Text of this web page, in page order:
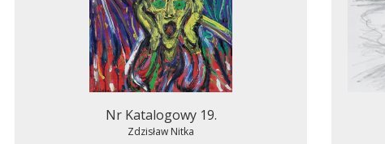
Nr Katalogowy 19.
Zdzisław Nitka